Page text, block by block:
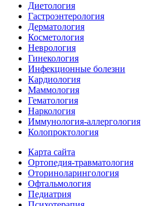
Диетология
Гастроэнтерология
Дерматология
Косметология
Неврология
Гинекология
Инфекционные болезни
Кардиология
Маммология
Гематология
Наркология
Иммунология-аллергология
Колопроктология
Карта сайта
Ортопедия-травматология
Оториноларингология
Офтальмология
Педиатрия